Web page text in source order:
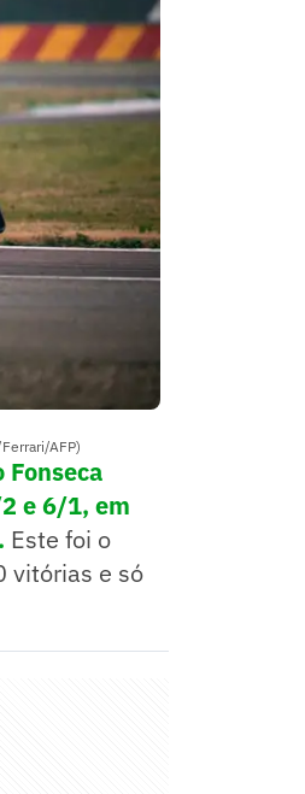
AFP)
e 6/1, em
Este foi o
vitórias e só